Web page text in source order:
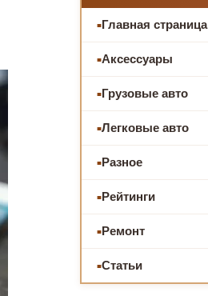
Главная страница
Аксессуары
Грузовые авто
Легковые авто
Разное
Рейтинги
Ремонт
Статьи